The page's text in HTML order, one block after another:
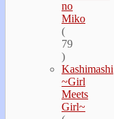
no
Miko
(
79
)
Kashimashi
~Girl
Meets
Girl~